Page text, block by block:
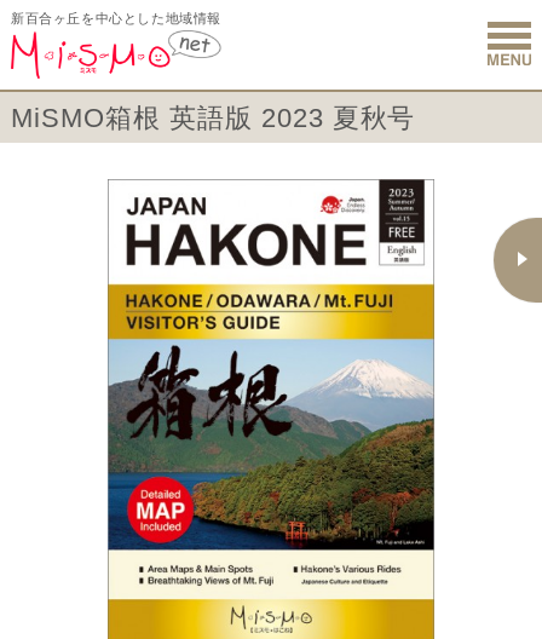
新百合ヶ丘を中心とした地域情報
新百合ヶ
MiSMO箱根 英語版 2023 夏秋号